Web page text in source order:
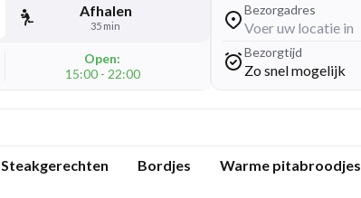
Afhalen
35 min
Open:
15:00 - 22:00
Bezorgadres
Voer uw locatie in
Bezorgtijd
Zo snel mogelijk
Steakgerechten Bordjes Warme pitabroodjes